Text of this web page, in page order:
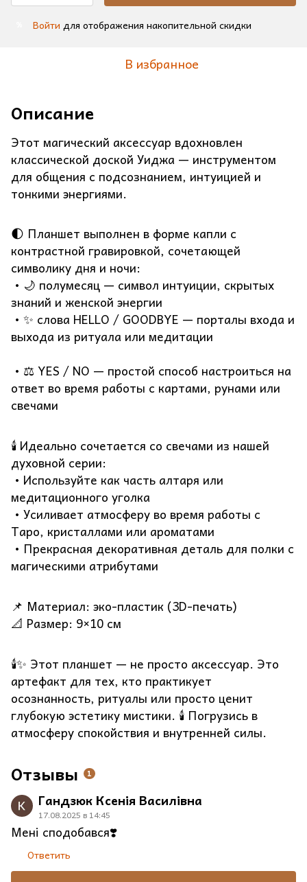
Войти для отображения накопительной скидки
В избранное
Описание
Этот магический аксессуар вдохновлен
классической доской Уиджа — инструментом
для общения с подсознанием, интуицией и
тонкими энергиями.
🌓 Планшет выполнен в форме капли с
контрастной гравировкой, сочетающей
символику дня и ночи:
• 🌙 полумесяц — символ интуиции, скрытых
знаний и женской энергии
• ✨ слова HELLO / GOODBYE — порталы входа и
выхода из ритуала или медитации
• ⚖ YES / NO — простой способ настроиться на
ответ во время работы с картами, рунами или
свечами
🕯 Идеально сочетается со свечами из нашей
духовной серии:
• Используйте как часть алтаря или
медитационного уголка
• Усиливает атмосферу во время работы с
Таро, кристаллами или ароматами
• Прекрасная декоративная деталь для полки с
магическими атрибутами
📌 Материал: эко-пластик (3D-печать)
📐 Размер: 9×10 см
🕯️✨ Этот планшет — не просто аксессуар. Это
артефакт для тех, кто практикует
осознанность, ритуалы или просто ценит
глубокую эстетику мистики. 🕯 Погрузись в
атмосферу спокойствия и внутренней силы.
Отзывы 1
Гандзюк Ксенія Василівна
17.08.2025 в 14:45
Мені сподобався❣️
Ответить